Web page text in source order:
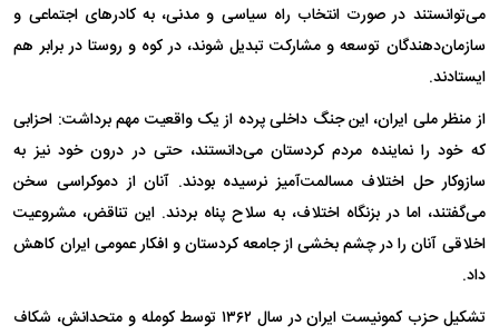
می‌توانستند در صورت انتخاب راه سیاسی و مدنی، به کادر‌های اجتماعی و
سازمان‌دهندگان توسعه و مشارکت تبدیل شوند، در کوه و روستا در برابر هم
ایستادند.
از منظر ملی ایران، این جنگ داخلی پرده از یک واقعیت مهم برداشت: احزابی
که خود را نماینده مردم کردستان می‌دانستند، حتی در درون خود نیز به
سازوکار حل اختلاف مسالمت‌آمیز نرسیده بودند. آنان از دموکراسی سخن
می‌گفتند، اما در بزنگاه اختلاف، به سلاح پناه بردند. این تناقض، مشروعیت
اخلاقی آنان را در چشم بخشی از جامعه کردستان و افکار عمومی ایران کاهش
داد.
تشکیل حزب کمونیست ایران در سال ۱۳۶۲ توسط کومله و متحدانش، شکاف